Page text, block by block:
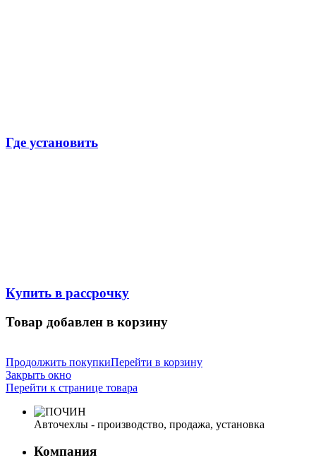
Где установить
Купить в рассрочку
Товар добавлен в корзину
Продолжить покупкиПерейти в корзину
Закрыть окно
Перейти к странице товара
Авточехлы - производство, продажа, установка
Компания